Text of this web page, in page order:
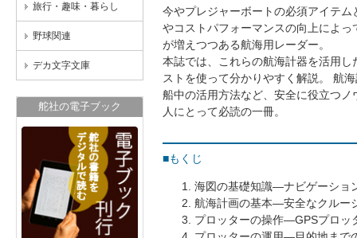
旅行・趣味・暮らし
野球関連
デカ文字文庫
舵社の電子ブック
今やプレジャーボートの必須アイテ
やコストパフォーマンスの向上によ
が増えつつある航海用レーダー。
本誌では、これらの航海計器を活用
ストを使って分かりやすく解説。 航
船中の活用方法など、安全に役立つ
人にとって必読の一冊。
■もくじ
海図の基礎知識―ナビゲーショ
航海計画の基本―安全なクルー
プロッターの操作―GPSプロッ